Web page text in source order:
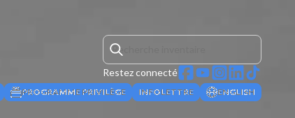
Restez connecté
PROGRAMME PRIVILÈGE INFOLETTRE ENGLISH